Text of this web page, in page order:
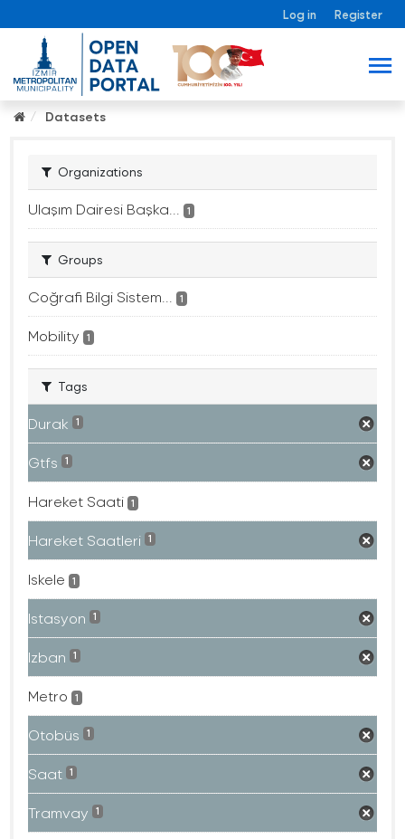
Log in Register
Datasets
Organizations
Ulaşım Dairesi Başka... 1
Groups
Coğrafi Bilgi Sistem... 1
Mobility 1
Tags
Durak 1
Gtfs 1
Hareket Saati 1
Hareket Saatleri 1
Iskele 1
Istasyon 1
Izban 1
Metro 1
Otobüs 1
Saat 1
Tramvay 1